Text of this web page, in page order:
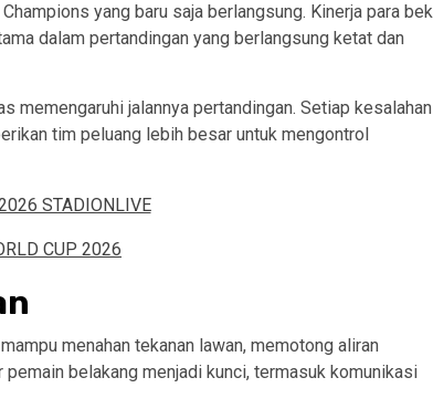
yang baru saja berlangsung. Kinerja para bek
dalam pertandingan yang berlangsung ketat dan
memengaruhi jalannya pertandingan. Setiap kesalahan
tim peluang lebih besar untuk mengontrol
menahan tekanan lawan, memotong aliran
belakang menjadi kunci, termasuk komunikasi